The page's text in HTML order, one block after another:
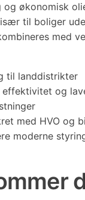
og økonomisk
til boliger
med
til landdistrikter
effektivitet og
med HVO og
moderne